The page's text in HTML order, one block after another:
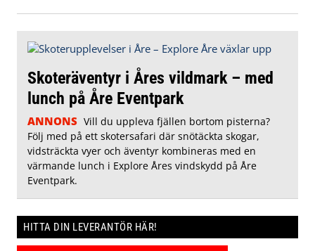
Skoteräventyr i Åres vildmark – med
lunch på Åre Eventpark
ANNONS Vill du uppleva fjällen bortom pisterna?
Följ med på ett skotersafari där snötäckta skogar,
vidsträckta vyer och äventyr kombineras med en
värmande lunch i Explore Åres vindskydd på Åre
Eventpark.
HITTA DIN LEVERANTÖR HÄR!